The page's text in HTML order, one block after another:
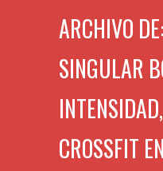
ARCHIVO
SINGULAR
CROSSFIT